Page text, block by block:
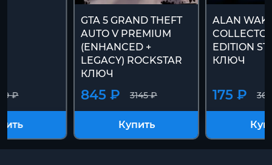
₽
GTA 5 GRAND THEFT
AUTO V PREMIUM
(ENHANCED +
LEGACY) ROCKSTAR
КЛЮЧ
3145 ₽
845 ₽
Купить
ALAN
EDITION
КЛЮЧ
175 ₽